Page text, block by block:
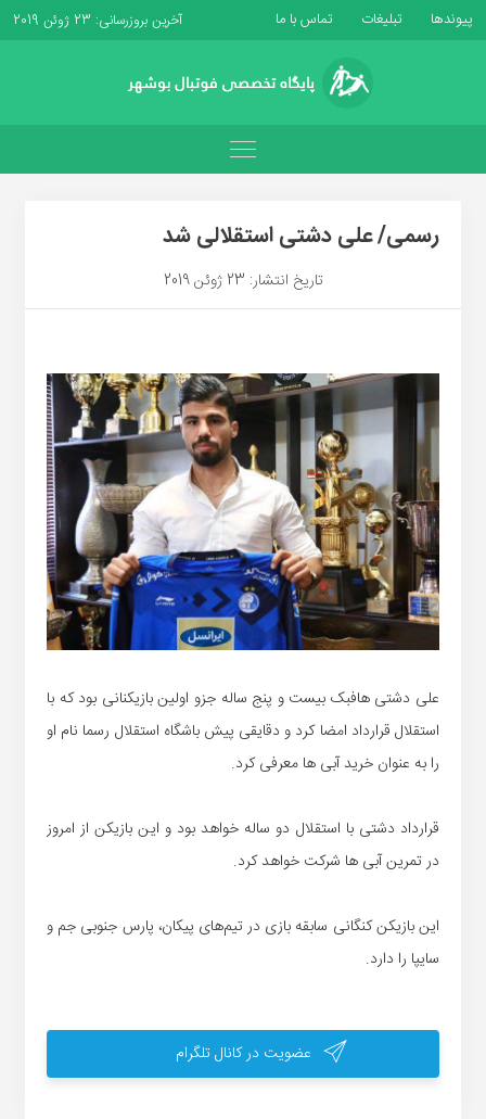
پیوندها تبلیغات تماس با ما آخرین بروزرسانی: 23 ژوئن 2019
رسمی/ علی دشتی استقلالی شد
تاریخ انتشار: 23 ژوئن 2019
علی دشتی هافبک بیست و پنج ساله جزو اولین بازیکنانی بود که با
استقلال قرارداد امضا کرد و دقایقی پیش باشگاه استقلال رسما نام او
را به عنوان خرید آبی ها معرفی کرد.
قرارداد دشتی با استقلال دو ساله خواهد بود و این بازیکن از امروز
در تمرین آبی ها شرکت خواهد کرد.
این بازیکن کنگانی سابقه بازی در تیم‌های پیکان، پارس جنوبی جم و
سایپا را دارد.
عضویت در کانال تلگرام